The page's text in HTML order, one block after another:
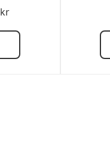
krPrisintervall:
till